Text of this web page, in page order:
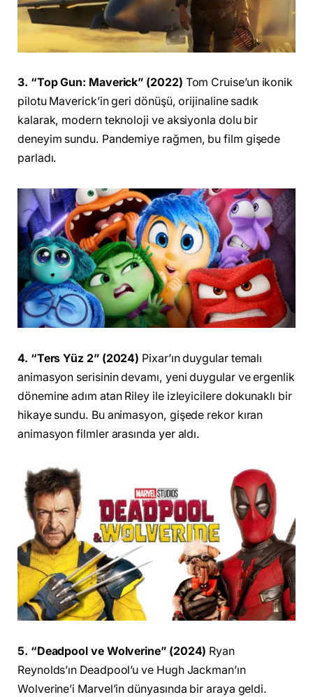
3. “Top Gun: Maverick” (2022) Tom Cruise’un ikonik
pilotu Maverick’in geri dönüşü, orijinaline sadık
kalarak, modern teknoloji ve aksiyonla dolu bir
deneyim sundu. Pandemiye rağmen, bu film gişede
parladı.
4. “Ters Yüz 2” (2024) Pixar’ın duygular temalı
animasyon serisinin devamı, yeni duygular ve ergenlik
dönemine adım atan Riley ile izleyicilere dokunaklı bir
hikaye sundu. Bu animasyon, gişede rekor kıran
animasyon filmler arasında yer aldı.
5. “Deadpool ve Wolverine” (2024) Ryan
Reynolds’ın Deadpool’u ve Hugh Jackman’ın
Wolverine’i Marvel’in dünyasında bir araya geldi.